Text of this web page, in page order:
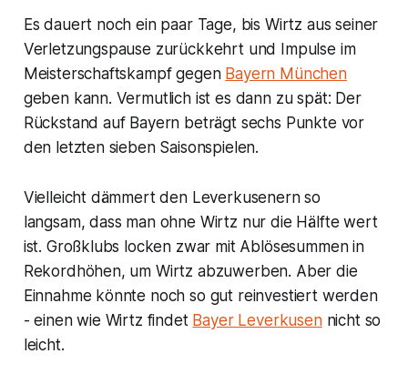
Es dauert noch ein paar Tage, bis Wirtz aus seiner
Verletzungspause zurückkehrt und Impulse im
Meisterschaftskampf gegen Bayern München
geben kann. Vermutlich ist es dann zu spät: Der
Rückstand auf Bayern beträgt sechs Punkte vor
den letzten sieben Saisonspielen.
Vielleicht dämmert den Leverkusenern so
langsam, dass man ohne Wirtz nur die Hälfte wert
ist. Großklubs locken zwar mit Ablösesummen in
Rekordhöhen, um Wirtz abzuwerben. Aber die
Einnahme könnte noch so gut reinvestiert werden
- einen wie Wirtz findet Bayer Leverkusennicht so
leicht.